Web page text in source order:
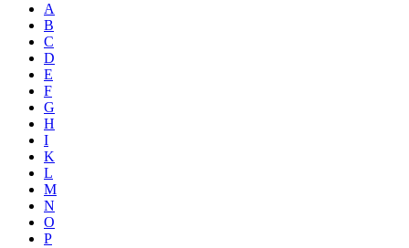
A
B
C
D
E
F
G
H
I
K
L
M
N
O
P